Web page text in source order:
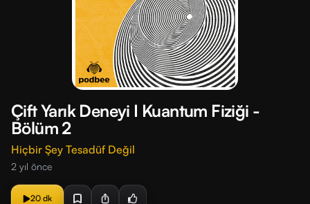
Çift Yarık Deneyi I Kuantum Fiziği -
Bölüm 2
Hiçbir Şey Tesadüf Değil
2 yıl önce
20 dk